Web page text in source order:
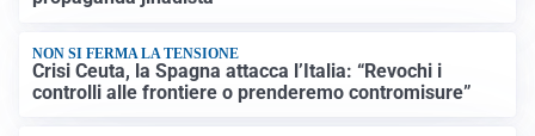
NON SI FERMA LA TENSIONE
Crisi Ceuta, la Spagna attacca l’Italia: “Revochi i
controlli alle frontiere o prenderemo contromisure”